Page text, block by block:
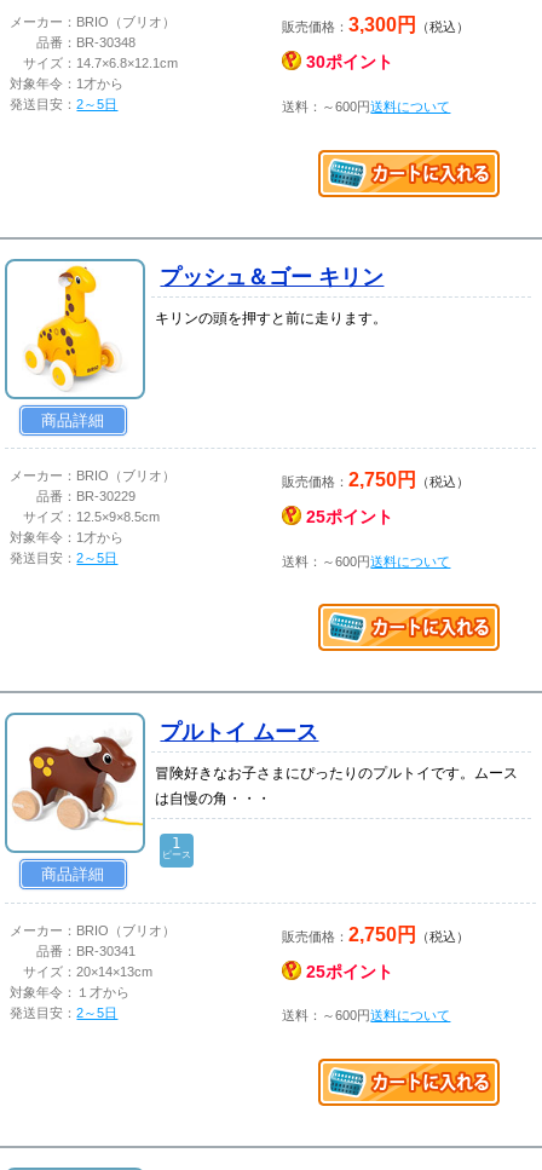
メーカー： BRIO（ブリオ）
品番： BR-30348
サイズ： 14.7×6.8×12.1cm
対象年令： 1才から
発送目安：2～5日
販売価格：3,300円 （税込）
30ポイント
送料：～600円送料について
商品詳細
プッシュ＆ゴー キリン
キリンの頭を押すと前に走ります。
メーカー： BRIO（ブリオ）
品番： BR-30229
サイズ： 12.5×9×8.5cm
対象年令： 1才から
発送目安：2～5日
販売価格：2,750円 （税込）
25ポイント
送料：～600円送料について
商品詳細
プルトイ ムース
冒険好きなお子さまにぴったりのプルトイです。ムース
は自慢の角・・・
1
ピース
メーカー： BRIO（ブリオ）
品番： BR-30341
サイズ：20×14×13cm
対象年令：
１才から
発送目安：2～5日
販売価格：2,750円 （税込）
25ポイント
送料：～600円送料について